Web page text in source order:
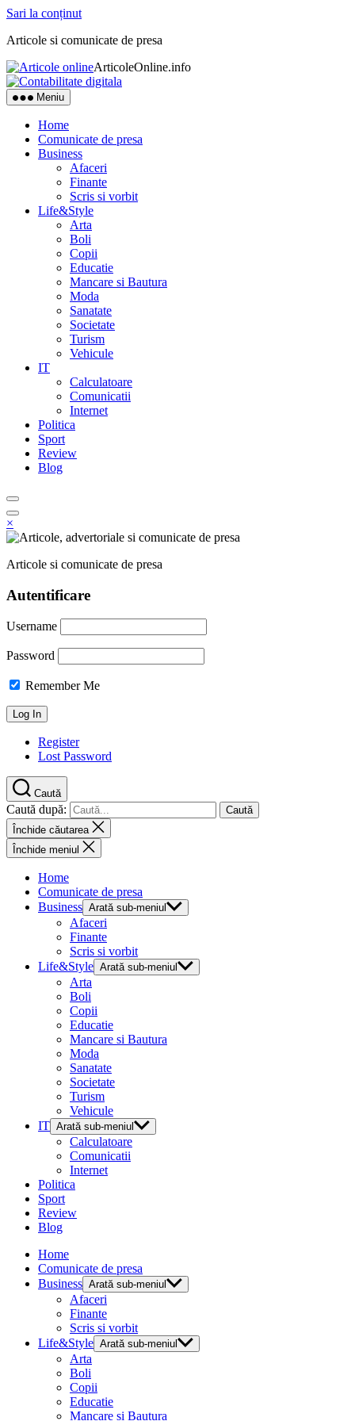
Sari la conținut
Articole si comunicate de presa
ArticoleOnline.info
Meniu
Home
Comunicate de presa
Business
Afaceri
Finante
Scris si vorbit
Life&Style
Arta
Boli
Copii
Educatie
Mancare si Bautura
Moda
Sanatate
Societate
Turism
Vehicule
IT
Calculatoare
Comunicatii
Internet
Politica
Sport
Review
Blog
×
Articole si comunicate de presa
Autentificare
Username
Password
Remember Me
Register
Lost Password
Caută
Caută după:
Închide căutarea
Închide meniul
Home
Comunicate de presa
Business Arată sub-meniul
Afaceri
Finante
Scris si vorbit
Life&Style Arată sub-meniul
Arta
Boli
Copii
Educatie
Mancare si Bautura
Moda
Sanatate
Societate
Turism
Vehicule
IT Arată sub-meniul
Calculatoare
Comunicatii
Internet
Politica
Sport
Review
Blog
Home
Comunicate de presa
Business Arată sub-meniul
Afaceri
Finante
Scris si vorbit
Life&Style Arată sub-meniul
Arta
Boli
Copii
Educatie
Mancare si Bautura